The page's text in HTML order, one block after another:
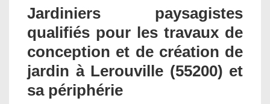
Jardiniers paysagistes
qualifiés pour les travaux de
conception et de création de
jardin à Lerouville (55200) et
sa périphérie